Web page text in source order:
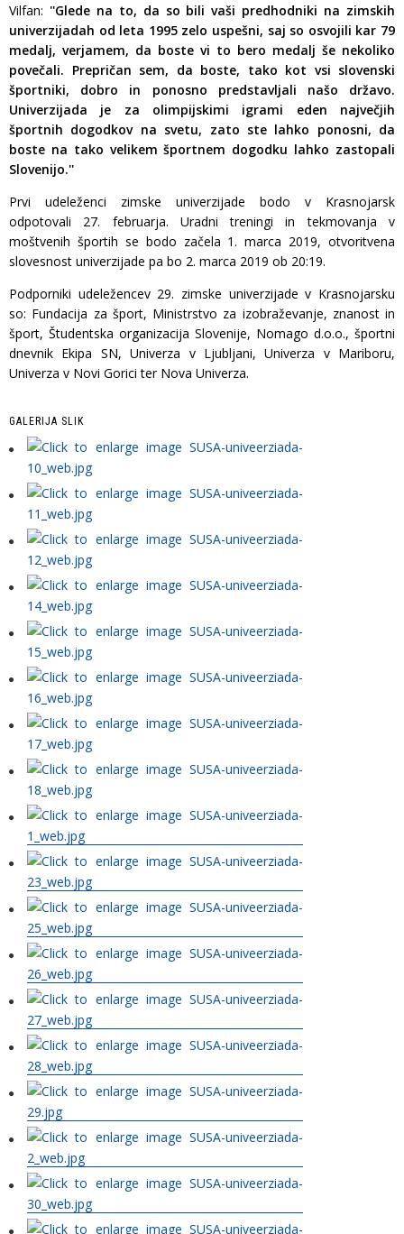
Vilfan: ''Glede na to, da so bili vaši predhodniki na zimskih
univerzijadah od leta 1995 zelo uspešni, saj so osvojili kar 79
medalj, verjamem, da boste vi to bero medalj še nekoliko
povečali. Prepričan sem, da boste, tako kot vsi slovenski
športniki, dobro in ponosno predstavljali našo državo.
Univerzijada je za olimpijskimi igrami eden največjih
športnih dogodkov na svetu, zato ste lahko ponosni, da
boste na tako velikem športnem dogodku lahko zastopali
Slovenijo.''
Prvi udeleženci zimske univerzijade bodo v Krasnojarsk
odpotovali 27. februarja. Uradni treningi in tekmovanja v
moštvenih športih se bodo začela 1. marca 2019, otvoritvena
slovesnost univerzijade pa bo 2. marca 2019 ob 20:19.
Podporniki udeležencev 29. zimske univerzijade v Krasnojarsku
so: Fundacija za šport, Ministrstvo za izobraževanje, znanost in
šport, Študentska organizacija Slovenije, Nomago d.o.o., športni
dnevnik Ekipa SN, Univerza v Ljubljani, Univerza v Mariboru,
Univerza v Novi Gorici ter Nova Univerza.
GALERIJA SLIK